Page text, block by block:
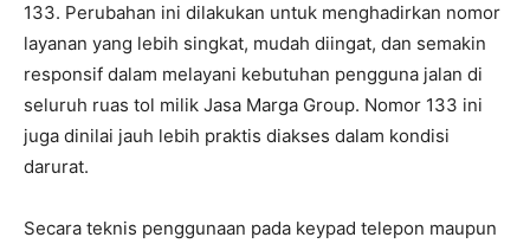
133. Perubahan ini dilakukan untuk menghadirkan nomor
layanan yang lebih singkat, mudah diingat, dan semakin
responsif dalam melayani kebutuhan pengguna jalan di
seluruh ruas tol milik Jasa Marga Group. Nomor 133 ini
juga dinilai jauh lebih praktis diakses dalam kondisi
darurat.
Secara teknis penggunaan pada keypad telepon maupun